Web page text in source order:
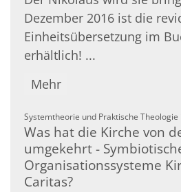
Dezember 2016 ist die
Einheitsübersetzung im
erhältlich! ...
Mehr
Systemtheorie und Praktische
Was hat die Kirche von
umgekehrt -
Organisationssysteme
Caritas?